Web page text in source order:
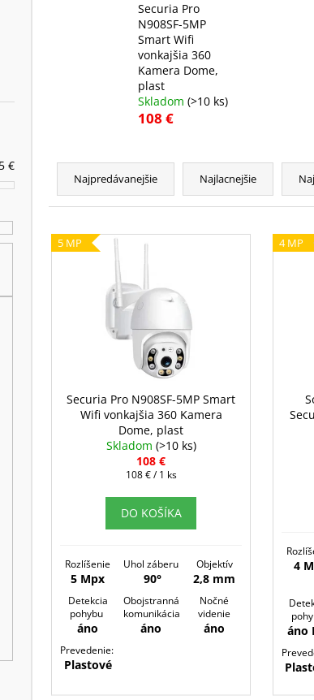
€
Securia Pro
N908SF-5MP
Smart Wifi
vonkajšia 360
Kamera Dome,
plast
Skladom (>10 ks)
108 €
R
d
n
Najpredávanejšie Najlacnejšie
V
ý5 MP
Securia Pro N908SF-5MP Smart
Wifi vonkajšia 360 Kamera
Dome, plast
Skladom (>10 ks)
108 €
Jednotková
108 € / 1 ks
DO KOŠÍKA
Rozlíšenie
5 Mpx
Uhol záberu
90°
Objektív
2,8 mm
Detekcia
pohybu
áno
Obojstranná
komunikácia
áno
Nočné
videnie
áno
Prevedenie:
Plastové
4 MP
4
áno